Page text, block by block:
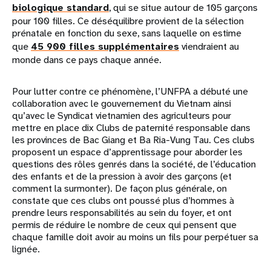
biologique standard, qui se situe autour de 105 garçons
pour 100 filles. Ce déséquilibre provient de la sélection
prénatale en fonction du sexe, sans laquelle on estime
que 45 900 filles supplémentairesviendraient au
monde dans ce pays chaque année.
Pour lutter contre ce phénomène, l’UNFPA a débuté une
collaboration avec le gouvernement du Vietnam ainsi
qu’avec le Syndicat vietnamien des agriculteurs pour
mettre en place dix Clubs de paternité responsable dans
les provinces de Bac Giang et Ba Ria-Vung Tau. Ces clubs
proposent un espace d’apprentissage pour aborder les
questions des rôles genrés dans la société, de l’éducation
des enfants et de la pression à avoir des garçons (et
comment la surmonter). De façon plus générale, on
constate que ces clubs ont poussé plus d’hommes à
prendre leurs responsabilités au sein du foyer, et ont
permis de réduire le nombre de ceux qui pensent que
chaque famille doit avoir au moins un fils pour perpétuer sa
lignée.